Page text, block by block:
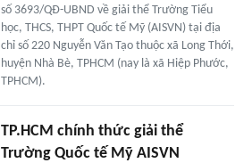
số 3693/QĐ-UBND về giải thể Trường Tiểu
học, THCS, THPT Quốc tế Mỹ (AISVN) tại địa
chỉ số 220 Nguyễn Văn Tạo thuộc xã Long Thới,
huyện Nhà Bè, TPHCM (nay là xã Hiệp Phước,
TPHCM).
TP.HCM chính thức giải thể
Trường Quốc tế Mỹ AISVN